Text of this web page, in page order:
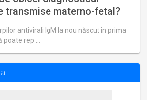
transmise materno-fetal?
antivirali IgM la nou născut în prima
rep …